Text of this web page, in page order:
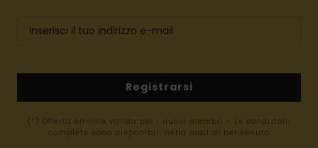
Registrarsi
(*) Offerta on-line valida per i nuovi membri - Le condizioni
complete sono disponibili nella mail di benvenuto